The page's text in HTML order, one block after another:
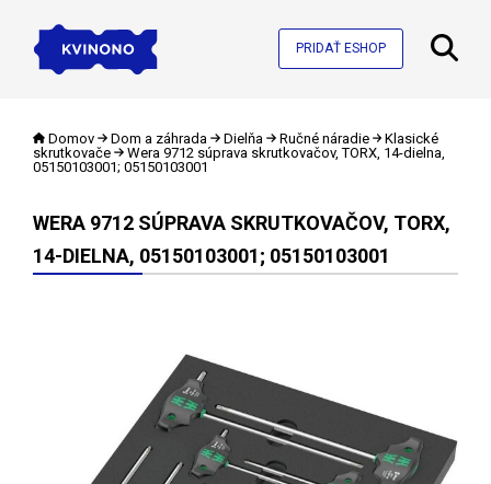
PRIDAŤ ESHOP
Domov Dom a záhrada Dielňa Ručné náradie
Klasické
skrutkovače
Wera 9712 súprava skrutkovačov, TORX, 14-dielna,
05150103001; 05150103001
WERA 9712 SÚPRAVA SKRUTKOVAČOV, TORX,
14-DIELNA, 05150103001; 05150103001